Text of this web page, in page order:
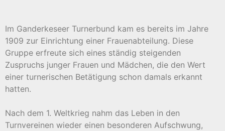
Im Ganderkeseer Turnerbund kam es bereits im Jahre
1909 zur Einrichtung einer Frauenabteilung. Diese
Gruppe erfreute sich eines ständig steigenden
Zuspruchs junger Frauen und Mädchen, die den Wert
einer turnerischen Betätigung schon damals erkannt
hatten.
Nach dem 1. Weltkrieg nahm das Leben in den
Turnvereinen wieder einen besonderen Aufschwung,